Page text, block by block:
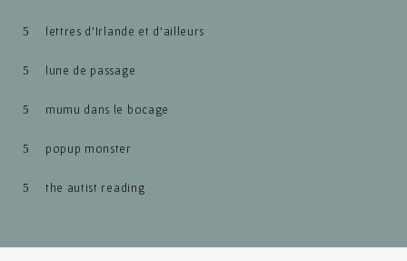
lettres d’Irlande et d’ailleurs
lune de passage
mumu dans le bocage
popup monster
the autist reading